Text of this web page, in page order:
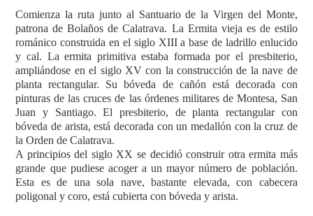
Comienza la ruta junto al Santuario de la Virgen del Monte,
patrona de Bolaños de Calatrava. La Ermita vieja es de estilo
románico construida en el siglo XIII a base de ladrillo enlucido
y cal. La ermita primitiva estaba formada por el presbiterio,
ampliándose en el siglo XV con la construcción de la nave de
planta rectangular. Su bóveda de cañón está decorada con
pinturas de las cruces de las órdenes militares de Montesa, San
Juan y Santiago. El presbiterio, de planta rectangular con
bóveda de arista, está decorada con un medallón con la cruz de
la Orden de Calatrava.
A principios del siglo XX se decidió construir otra ermita más
grande que pudiese acoger a un mayor número de población.
Esta es de una sola nave, bastante elevada, con cabecera
poligonal y coro, está cubierta con bóveda y arista.